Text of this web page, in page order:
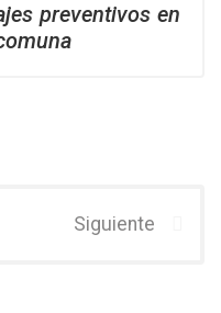
preventivos en
Siguiente